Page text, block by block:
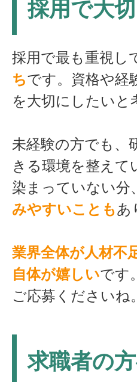
採用で大
採用で最も重視し
ちです。資格や経
を大切にしたいと
未経験の方でも、
きる環境を整えて
染まっていない分、
みやすいこともあ
業界全体が人材不
自体が嬉しいです
ご応募くださいね。
求職者の